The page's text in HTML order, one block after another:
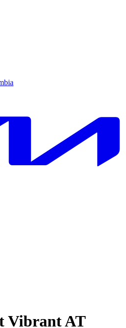
Vibrant AT